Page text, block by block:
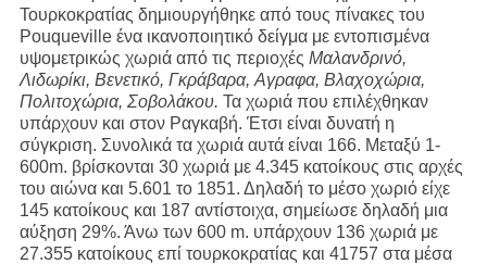
Τουρκοκρατίας δημιουργήθηκε από τους πίνακες του
Pouqueville ένα ικανοποιητικό δείγμα με εντοπισμένα
υψομετρικώς χωριά από τις περιοχές Μαλανδρινό,
Λιδωρίκι, Βενετικό, Γκράβαρα, Αγραφα, Βλαχοχώρια,
Πολιτοχώρια, Σοβολάκου. Τα χωριά που επιλέχθηκαν
υπάρχουν και στον Ραγκαβή. Έτσι είναι δυνατή η
σύγκριση. Συνολικά τα χωριά αυτά είναι 166. Μεταξύ 1-
600m. βρίσκονται 30 χωριά με 4.345 κατοίκους στις αρχές
του αιώνα και 5.601 το 1851. Δηλαδή το μέσο χωριό είχε
145 κατοίκους και 187 αντίστοιχα, σημείωσε δηλαδή μια
αύξηση 29%. Άνω των 600 m. υπάρχουν 136 χωριά με
27.355 κατοίκους επί τουρκοκρατίας και 41757 στα μέσα